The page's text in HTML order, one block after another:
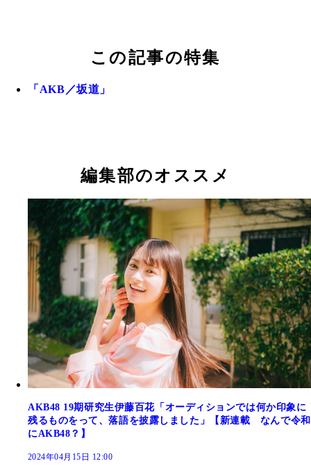
この記事の特集
「AKB／坂道」
編集部のオススメ
AKB48 19期研究生伊藤百花「オーディションでは何か印象に
残るものをって、落語を披露しました」【新連載 なんで令和
にAKB48？】
2024年04月15日 12:00